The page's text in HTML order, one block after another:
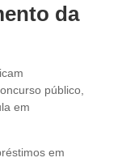
da
público,
em
em